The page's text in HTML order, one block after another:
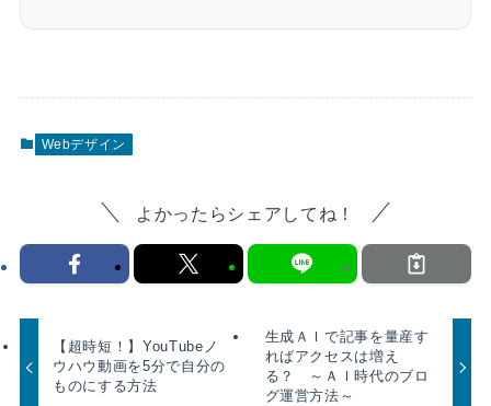
Webデザイン
よかったらシェアしてね！
【超時短！】YouTubeノ
ウハウ動画を5分で自分の
ものにする方法
生成ＡＩで記事を量産す
ればアクセスは増え
る？ ～ＡＩ時代のブロ
グ運営方法～